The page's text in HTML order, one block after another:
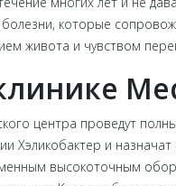
которые
живота и чувством
центра проведут
Хэликобактер и
высокоточным